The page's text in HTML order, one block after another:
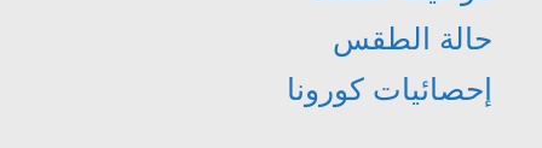
حالة الطقس
إحصائيات كورونا